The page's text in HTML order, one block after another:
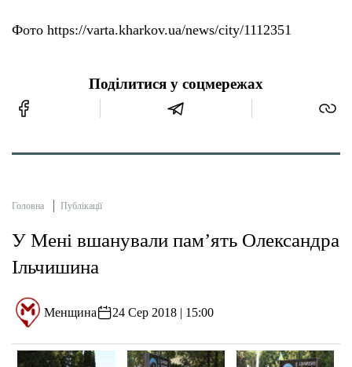
Фото https://varta.kharkov.ua/news/city/1112351
Поділитися у соцмережах
Головна Публікації
У Мені вшанували пам’ять Олександра
Ільчишина
Менщина 24 Сер 2018 | 15:00